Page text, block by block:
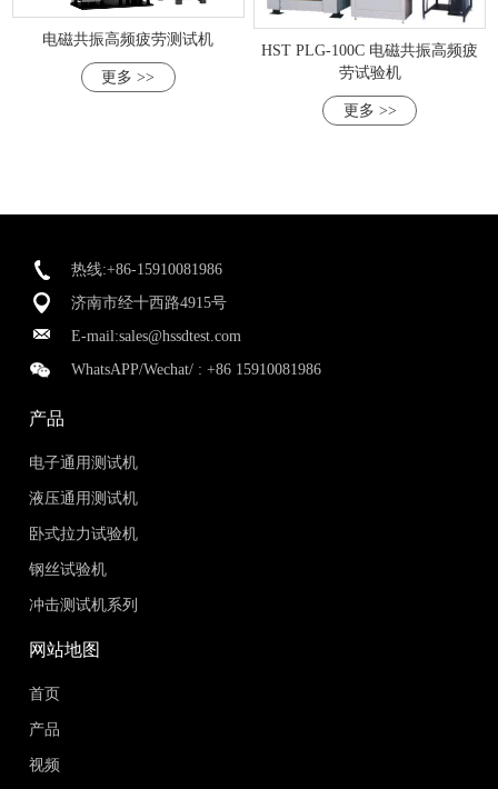
电磁共振高频疲劳测试机
更多 >>
HST PLG-100C 电磁共振高频疲
劳试验机
更多 >>
热线:+86-15910081986
济南市经十西路4915号
E-mail:sales@hssdtest.com
WhatsAPP/Wechat/ :+86 15910081986
产品
电子通用测试机
液压通用测试机
卧式拉力试验机
钢丝试验机
冲击测试机系列
网站地图
首页
产品
视频